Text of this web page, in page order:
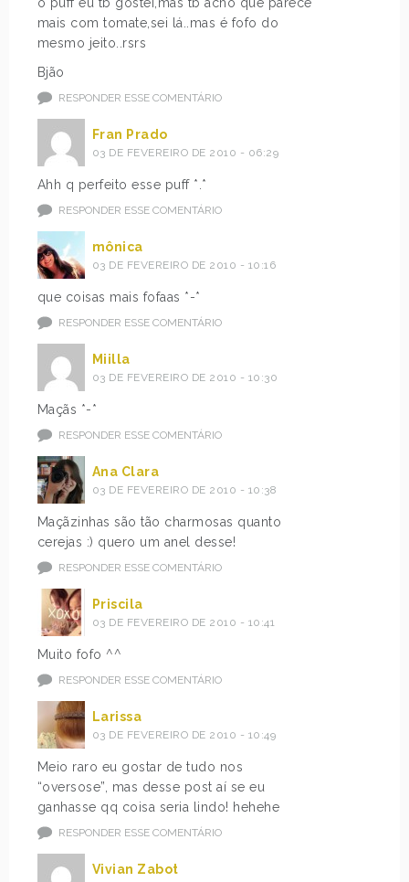
mais com tomate,sei lá..mas é fofo do
mesmo jeito..rsrs
Bjão
RESPONDER ESSE COMENTÁRIO
Fran Prado
03 DE FEVEREIRO DE 2010 - 06:29
Ahh q perfeito esse puff *.*
RESPONDER ESSE COMENTÁRIO
mônica
03 DE FEVEREIRO DE 2010 - 10:16
que coisas mais fofaas *-*
RESPONDER ESSE COMENTÁRIO
Miilla
03 DE FEVEREIRO DE 2010 - 10:30
Maçãs *-*
RESPONDER ESSE COMENTÁRIO
Ana Clara
03 DE FEVEREIRO DE 2010 - 10:38
Maçãzinhas são tão charmosas quanto
cerejas :) quero um anel desse!
RESPONDER ESSE COMENTÁRIO
Priscila
03 DE FEVEREIRO DE 2010 - 10:41
Muito fofo ^^
RESPONDER ESSE COMENTÁRIO
Larissa
03 DE FEVEREIRO DE 2010 - 10:49
Meio raro eu gostar de tudo nos
“oversose”, mas desse post aí se eu
ganhasse qq coisa seria lindo! hehehe
RESPONDER ESSE COMENTÁRIO
Vivian Zabot